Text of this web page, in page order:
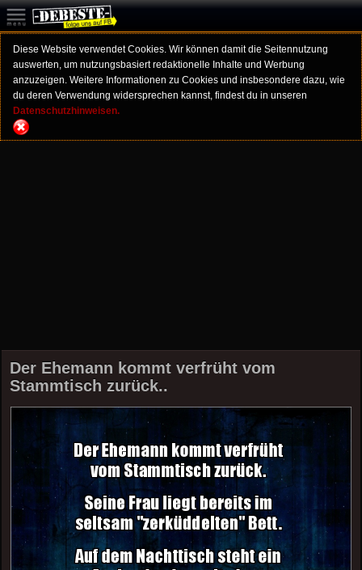
Diese Website verwendet Cookies. Wir können damit die Seitennutzung
auswerten, um nutzungsbasiert redaktionelle Inhalte und Werbung
anzuzeigen. Weitere Informationen zu Cookies und insbesondere dazu, wie
du deren Verwendung widersprechen kannst, findest du in unseren
Datenschutzhinweisen.
Der Ehemann kommt verfrüht vom
Stammtisch zurück..